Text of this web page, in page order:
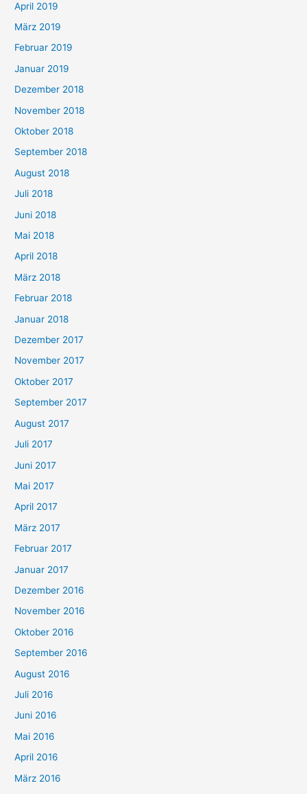
April 2019
März 2019
Februar 2019
Januar 2019
Dezember 2018
November 2018
Oktober 2018
September 2018
August 2018
Juli 2018
Juni 2018
Mai 2018
April 2018
März 2018
Februar 2018
Januar 2018
Dezember 2017
November 2017
Oktober 2017
September 2017
August 2017
Juli 2017
Juni 2017
Mai 2017
April 2017
März 2017
Februar 2017
Januar 2017
Dezember 2016
November 2016
Oktober 2016
September 2016
August 2016
Juli 2016
Juni 2016
Mai 2016
April 2016
März 2016